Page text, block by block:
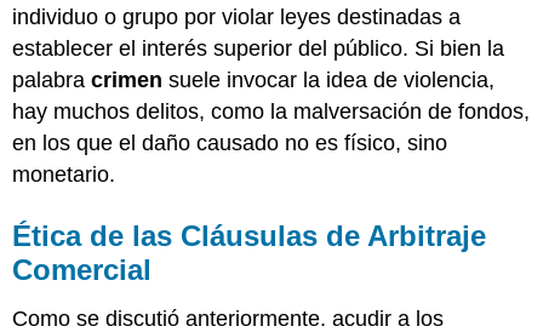
individuo o grupo por violar leyes destinadas a
establecer el interés superior del público. Si bien la
palabracrimen suele invocar la idea de violencia,
hay muchos delitos, como la malversación de fondos,
en los que el daño causado no es físico, sino
monetario.
Ética de las Cláusulas de Arbitraje
Comercial
Como se discutió anteriormente, acudir a los